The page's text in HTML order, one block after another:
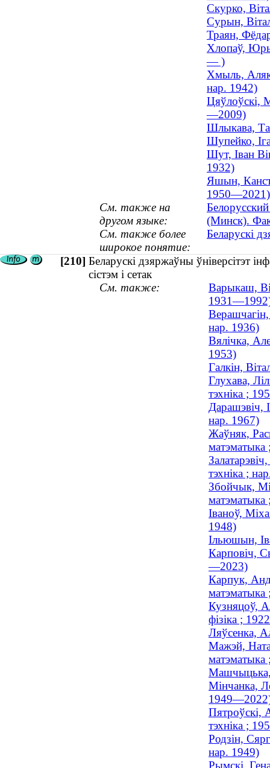
Скурко,
Сурын,
Траян,
Хлопаў,
— )
Хмыль,
нар. 1942)
Цяўлоўскі,
—2009)
Шлыкава,
Шупейко,
Шут, Іван
1932)
Яшын,
1950—2021)
См. также на
другом языке:
(Минск).
См. также более
широкое понятие:
Беларускі
[210] Беларускі дзяржаўны ўніверсітэт
сістэм і сетак
См. также:
Варыкаш,
нар. 1936)
Вялічка,
1953)
Галкін,
Глухава,
тэхніка ;
Дарашэвіч,
нар. 1967)
Жаўняк,
тэхніка ;
Збойчык,
Іваноў,
1948)
Ільюшын,
Карповіч,
—2023)
Карпук,
Кузняцоў,
фізіка ;
Ляўсенка,
Мажэй,
матэматыка
Машчыцька,
Мінчанка,
Пятроўскі,
тэхніка ;
Родзін,
нар. 1949)